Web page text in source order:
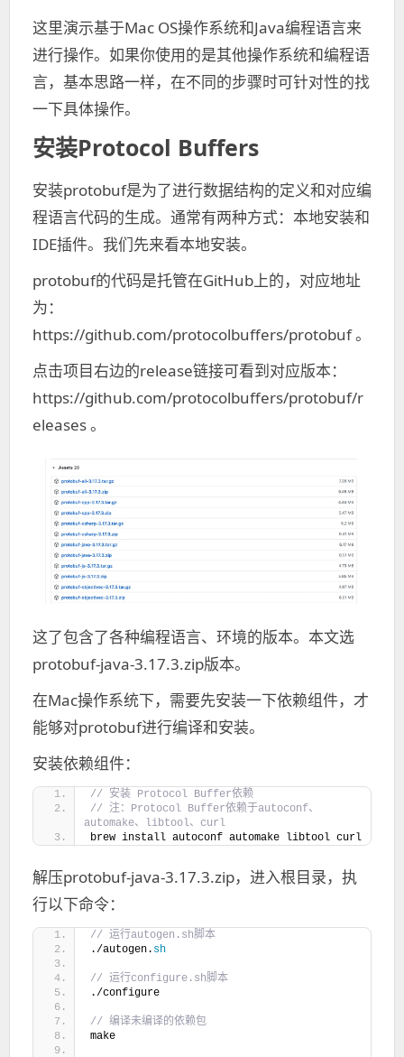
这里演示基于Mac OS操作系统和Java编程语言来
进行操作。如果你使用的是其他操作系统和编程语
言，基本思路一样，在不同的步骤时可针对性的找
一下具体操作。
安装Protocol Buffers
安装protobuf是为了进行数据结构的定义和对应编
程语言代码的生成。通常有两种方式：本地安装和
IDE插件。我们先来看本地安装。
protobuf的代码是托管在GitHub上的，对应地址
为：
https://github.com/protocolbuffers/protobuf 。
点击项目右边的release链接可看到对应版本：
https://github.com/protocolbuffers/protobuf/r
eleases 。
这了包含了各种编程语言、环境的版本。本文选
protobuf-java-3.17.3.zip版本。
在Mac操作系统下，需要先安装一下依赖组件，才
能够对protobuf进行编译和安装。
安装依赖组件：
// 安装 Protocol Buffer依赖
// 注：Protocol Buffer依赖于autoconf、
automake、libtool、curl
brew install autoconf automake libtool curl
解压protobuf-java-3.17.3.zip，进入根目录，执
行以下命令：
// 运行autogen.sh脚本
./autogen. sh
// 运行configure.sh脚本
./configure
// 编译未编译的依赖包
make